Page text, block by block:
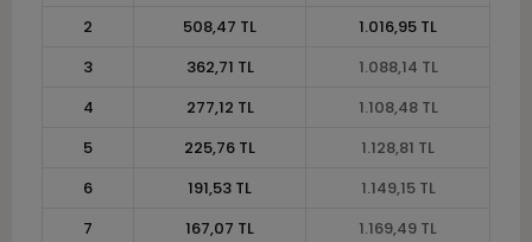
2
508,47 TL
1.016,95 TL
3
362,71 TL
1.088,14 TL
4
277,12 TL
1.108,48 TL
5
225,76 TL
1.128,81 TL
6
191,53 TL
1.149,15 TL
7
167,07 TL
1.169,49 TL